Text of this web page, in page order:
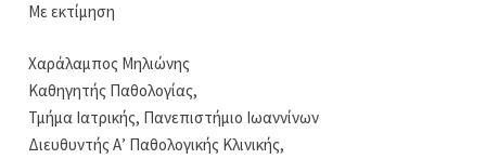
Με εκτίμηση
Χαράλαμπος Μηλιώνης
Καθηγητής Παθολογίας,
Τμήμα Ιατρικής, Πανεπιστήμιο Ιωαννίνων
Διευθυντής Α’ Παθολογικής Κλινικής,